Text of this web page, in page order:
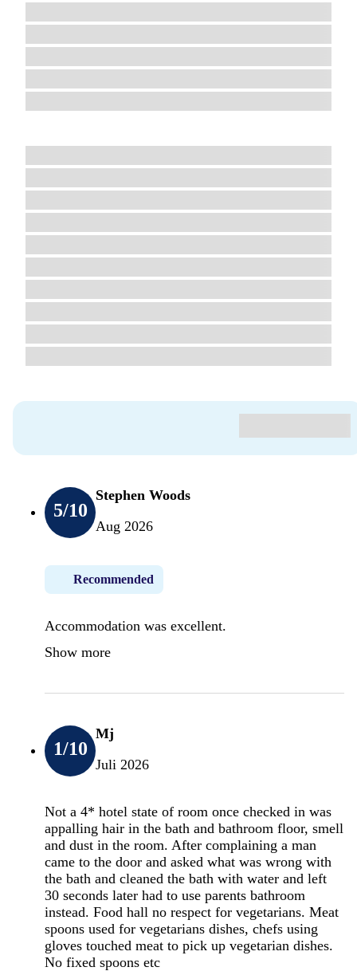
5/10
Stephen Woods
Aug 2026
Recommended
Accommodation was excellent.
Show more
1/10
Mj
Juli 2026
Not a 4* hotel state of room once checked in was
appalling hair in the bath and bathroom floor, smell
and dust in the room. After complaining a man
came to the door and asked what was wrong with
the bath and cleaned the bath with water and left
30 seconds later had to use parents bathroom
instead. Food hall no respect for vegetarians. Meat
spoons used for vegetarians dishes, chefs using
gloves touched meat to pick up vegetarian dishes.
No fixed spoons etc